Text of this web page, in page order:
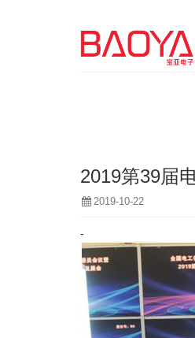
2019第39届
2019-10-22
-